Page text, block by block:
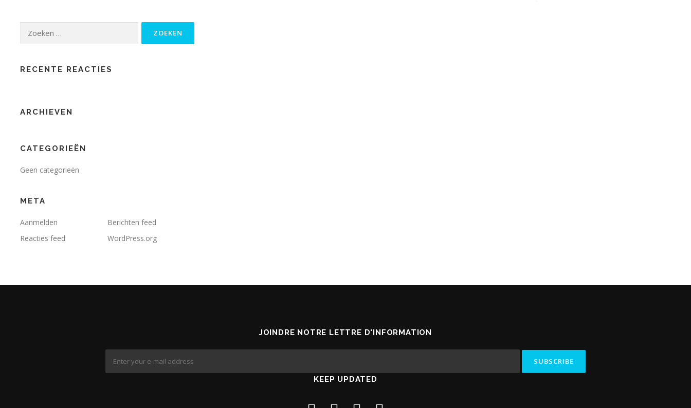
naar:
RECENTE REACTIES
ARCHIEVEN
CATEGORIEËN
Geen categorieën
META
Aanmelden
Berichten feed
Reacties feed
WordPress.org
JOINDRE NOTRE LETTRE D'INFORMATION
KEEP UPDATED